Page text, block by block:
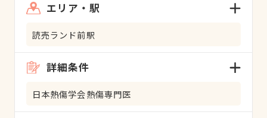
エリア・駅
読売ランド前駅
詳細条件
日本熱傷学会熱傷専門医